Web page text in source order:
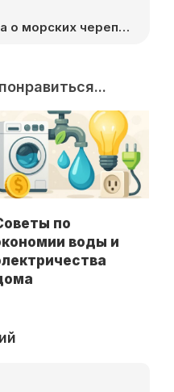
24 интересных факта о морских черепахах
по
воды и